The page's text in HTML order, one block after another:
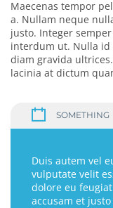
Maecenas tempor
a. Nullam neque
justo. Integer
interdum ut. Nulla id
diam gravida
lacinia at dictum
SOMETHING
Duis autem vel
vulputate velit
dolore eu
accusam et